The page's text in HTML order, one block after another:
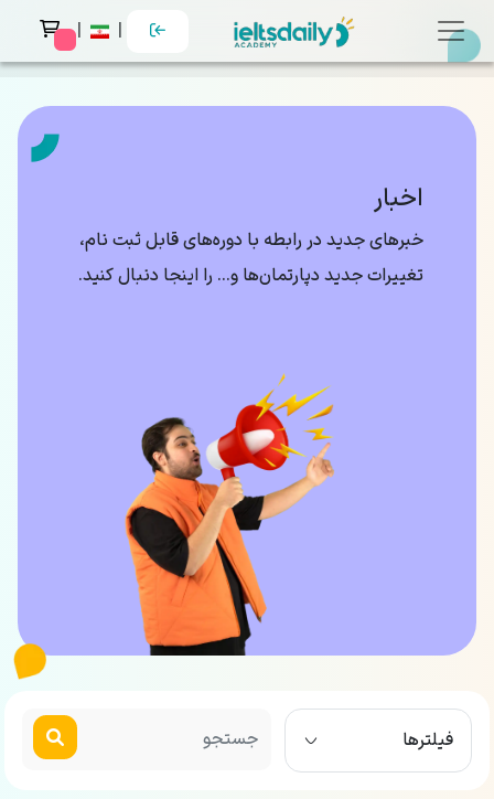
|
|
اخبار
خبرهای جدید در رابطه با دوره‌های قابل ثبت نام،
تغییرات جدید دپارتمان‌ها و… را اینجا دنبال کنید.
فیلترها